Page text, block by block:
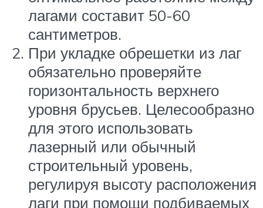
лагами составит 50-60
сантиметров.
При укладке обрешетки из лаг
обязательно проверяйте
горизонтальность верхнего
уровня брусьев. Целесообразно
для этого использовать
лазерный или обычный
строительный уровень,
регулируя высоту расположения
лаги при помощи подбиваемых